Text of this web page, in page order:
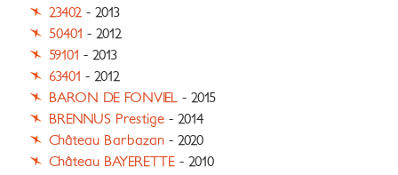
23402 - 2013
50401 - 2012
59101 - 2013
63401 - 2012
BARON DE FONVIEL - 2015
BRENNUS Prestige - 2014
Château Barbazan - 2020
Château BAYERETTE - 2010